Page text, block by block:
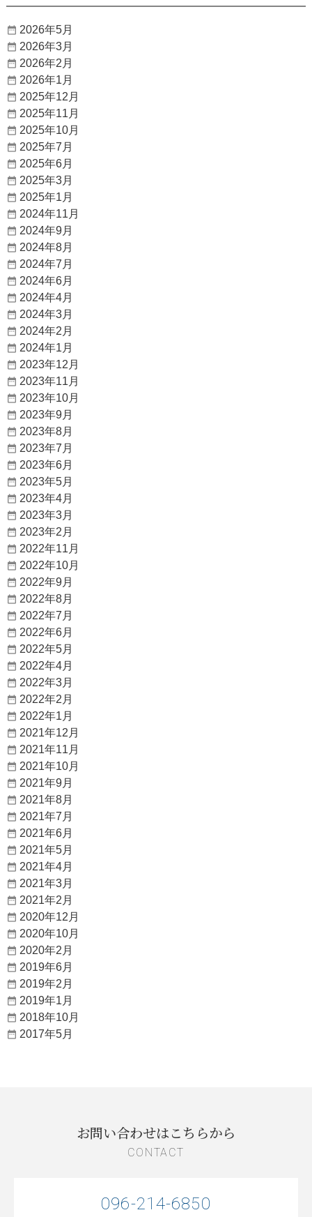
2026年5月
2026年3月
2026年2月
2026年1月
2025年12月
2025年11月
2025年10月
2025年7月
2025年6月
2025年3月
2025年1月
2024年11月
2024年9月
2024年8月
2024年7月
2024年6月
2024年4月
2024年3月
2024年2月
2024年1月
2023年12月
2023年11月
2023年10月
2023年9月
2023年8月
2023年7月
2023年6月
2023年5月
2023年4月
2023年3月
2023年2月
2022年11月
2022年10月
2022年9月
2022年8月
2022年7月
2022年6月
2022年5月
2022年4月
2022年3月
2022年2月
2022年1月
2021年12月
2021年11月
2021年10月
2021年9月
2021年8月
2021年7月
2021年6月
2021年5月
2021年4月
2021年3月
2021年2月
2020年12月
2020年10月
2020年2月
2019年6月
2019年2月
2019年1月
2018年10月
2017年5月
お問い合わせはこちらから
CONTACT
096-214-6850